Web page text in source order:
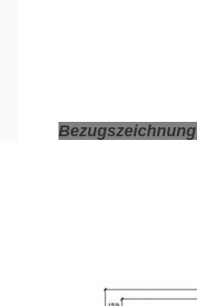
Bezugszeichnung